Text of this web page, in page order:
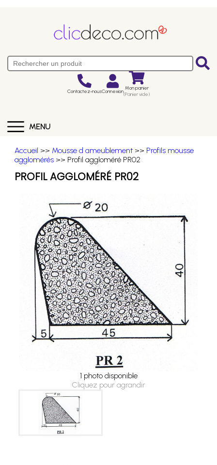
Contactez-nousConnexion Mon panier
(Panier vide)
MENU
Accueil >> Mousse d ameublement >> Profils mousse
agglomérés >> Profil aggloméré PR02
PROFIL AGGLOMÉRÉ PR02
1 photo disponible
Cliquez pour agrandir